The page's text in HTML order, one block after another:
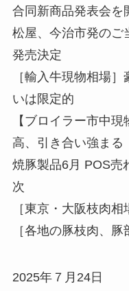
合同新商品発表会を
松屋、今治市発のご
発売決定
［輸入牛現物相場
いは限定的
【ブロイラー市中
高、引き合い強まる
焼豚製品6月 POS売
次
［東京・大阪枝肉
［各地の豚枝肉、
2025年７月24日